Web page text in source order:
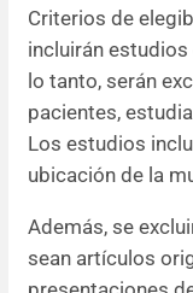
Criterios de
incluirán
lo tanto, serán
pacientes,
Los estudios
ubicación de la
Además, se
sean artículos